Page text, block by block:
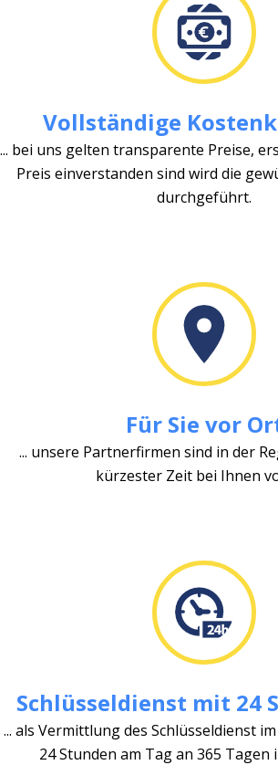
Vollständige
... bei uns gelten transparente Preise,
Preis einverstanden sind wird die
durchgeführt.
Für Sie vor
... unsere Partnerfirmen sind in der
kürzester Zeit bei Ihnen
Schlüsseldienst mit 24
... als Vermittlung des Schlüsseldienst
24 Stunden am Tag an 365 Tagen